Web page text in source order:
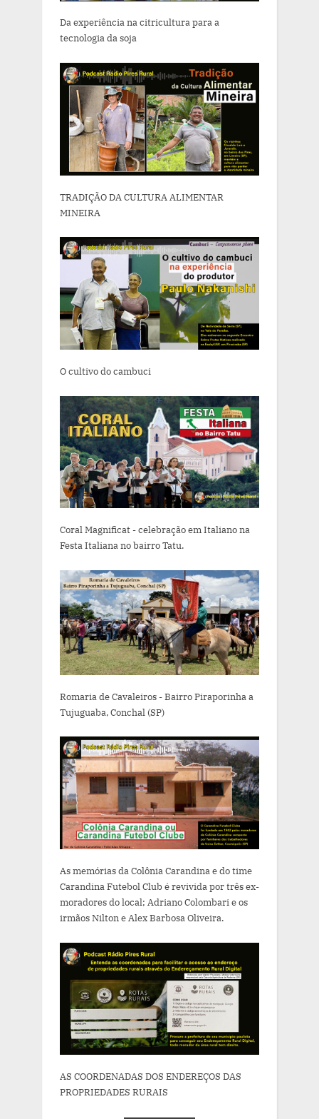
Da experiência na citricultura para a
tecnologia da soja
TRADIÇÃO DA CULTURA ALIMENTAR
MINEIRA
O cultivo do cambuci
Coral Magnificat - celebração em Italiano na
Festa Italiana no bairro Tatu.
Romaria de Cavaleiros - Bairro Piraporinha a
Tujuguaba, Conchal (SP)
As memórias da Colônia Carandina e do time
Carandina Futebol Club é revivida por três ex-
moradores do local; Adriano Colombari e os
irmãos Nilton e Alex Barbosa Oliveira.
AS COORDENADAS DOS ENDEREÇOS DAS
PROPRIEDADES RURAIS